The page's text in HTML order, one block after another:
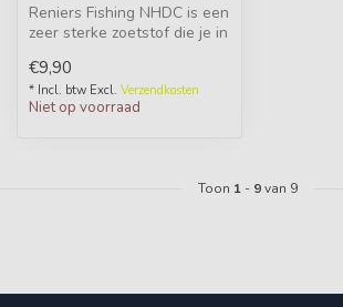
Reniers Fishing NHDC is een
zeer sterke zoetstof die je in
€9,90
* Incl. btw Excl. Verzendkosten
Niet op voorraad
Toon 1 - 9van 9